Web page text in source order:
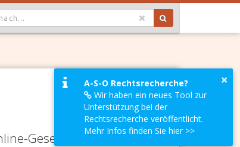
GEWÄHLTER WERT IST ALLE
Gesetze-Services und
×
A-S-O Rechtsrecherche?
Wir haben ein neues Tool zur
Unterstützung bei der
Rechtsrecherche veröffentlicht.
Mehr Infos finden Sie hier >>